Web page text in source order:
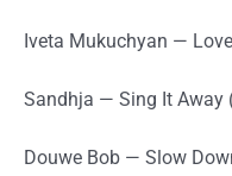
Iveta Mukuchyan —
Sandhja — Sing It Away
Douwe Bob — Slow